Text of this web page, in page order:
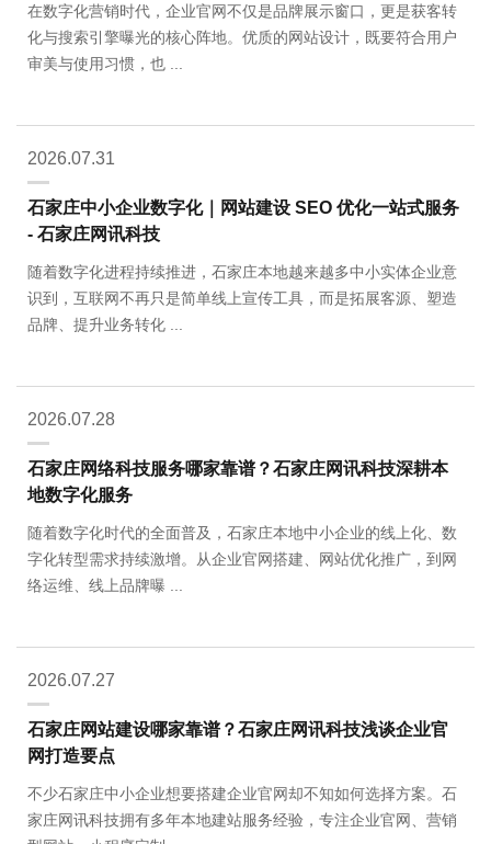
在数字化营销时代，企业官网不仅是品牌展示窗口，更是获客转
化与搜索引擎曝光的核心阵地。优质的网站设计，既要符合用户
2026.07.31
石家庄中小企业数字化｜网站建设 SEO 优化一站式服务
- 石家庄网讯科技
随着数字化进程持续推进，石家庄本地越来越多中小实体企业意
识到，互联网不再只是简单线上宣传工具，而是拓展客源、塑造
2026.07.28
石家庄网络科技服务哪家靠谱？石家庄网讯科技深耕本
地数字化服务
随着数字化时代的全面普及，石家庄本地中小企业的线上化、数
字化转型需求持续激增。从企业官网搭建、网站优化推广，到网
2026.07.27
石家庄网站建设哪家靠谱？石家庄网讯科技浅谈企业官
网打造要点
不少石家庄中小企业想要搭建企业官网却不知如何选择方案。石
家庄网讯科技拥有多年本地建站服务经验，专注企业官网、营销